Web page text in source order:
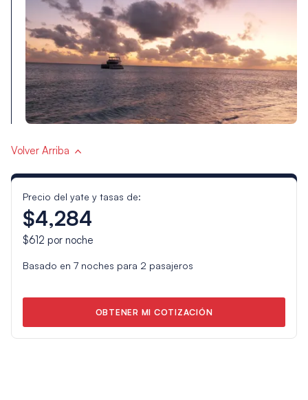
Volver Arriba
Precio del yate y tasas de:
$4,284
$612 por noche
Basado en 7noches para 2 pasajeros
OBTENER MI COTIZACIÓN